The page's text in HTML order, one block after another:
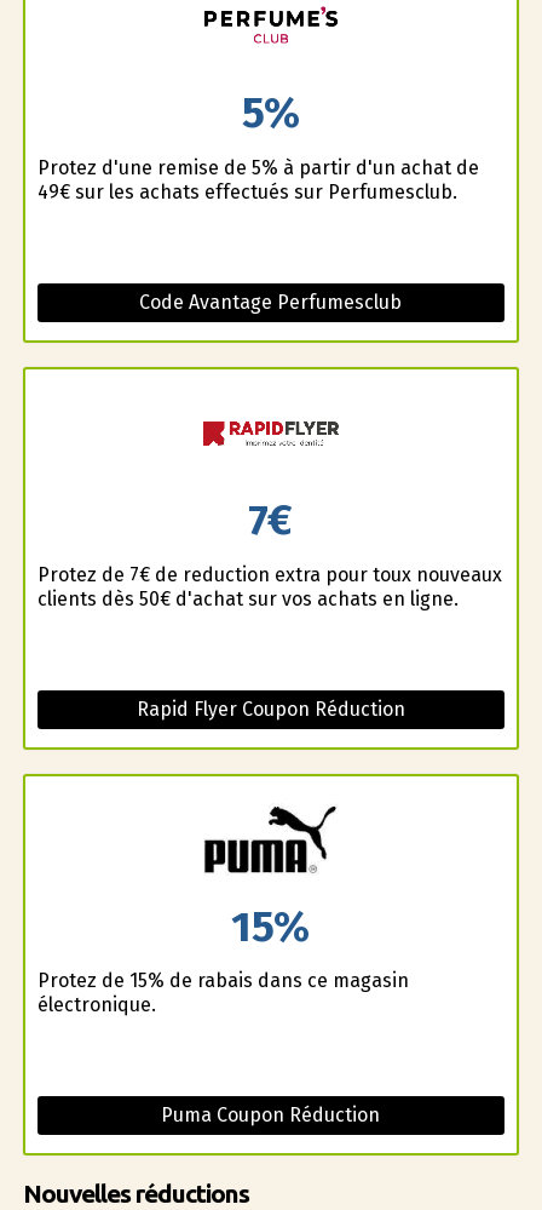
5%
Profitez d'une remise de 5% à partir d'un achat de
49€ sur les achats effectués sur Perfumesclub.
Code Avantage Perfumesclub
7€
Profitez de 7€ de reduction extra pour toux nouveaux
clients dès 50€ d'achat sur vos achats en ligne.
Rapid Flyer Coupon Réduction
15%
Profitez de 15% de rabais dans ce magasin
électronique.
Puma Coupon Réduction
Nouvelles réductions